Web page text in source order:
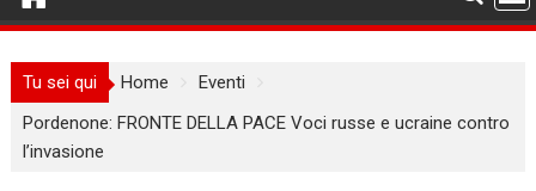
Tu sei qui Home
Eventi
Pordenone: FRONTE DELLA PACE Voci russe e ucraine contro
l’invasione